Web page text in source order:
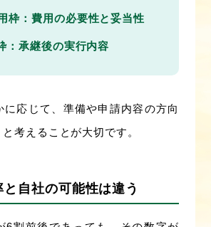
枠：費用の必要性と妥当性
：承継後の実行内容
に応じて、準備や申請内容の方向
考えることが大切です。
自社の可能性は違う